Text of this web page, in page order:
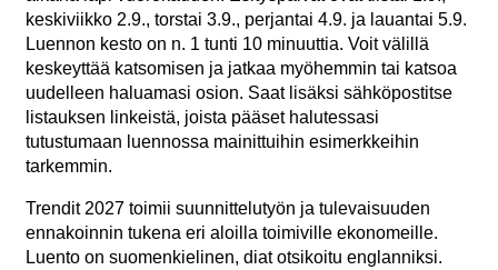
keskiviikko 2.9., torstai 3.9., perjantai 4.9. ja lauantai 5.9.
Luennon kesto on n. 1 tunti 10 minuuttia. Voit välillä
keskeyttää katsomisen ja jatkaa myöhemmin tai katsoa
uudelleen haluamasi osion. Saat lisäksi sähköpostitse
listauksen linkeistä, joista pääset halutessasi
tutustumaan luennossa mainittuihin esimerkkeihin
tarkemmin.
Trendit 2027 toimii suunnittelutyön ja tulevaisuuden
ennakoinnin tukena eri aloilla toimiville ekonomeille.
Luento on suomenkielinen, diat otsikoitu englanniksi.